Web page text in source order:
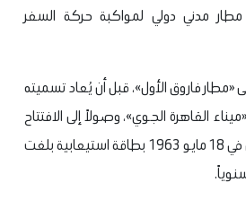
مدني دولي لمواكبة حركة السفر
«مطار فاروق الأول»، قبل أن يُعاد تسميته
القاهرة الجوي»، وصولاً إلى الافتتاح
الرسمي والتشغيل الكامل في 18 مايو 1963 بطاقة استيعابية بلغت